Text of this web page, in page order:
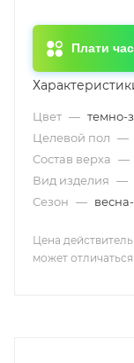
Плати
Цвет — темно-
Целевой пол —
Состав верха —
Вид изделия —
Сезон —
Цена
может